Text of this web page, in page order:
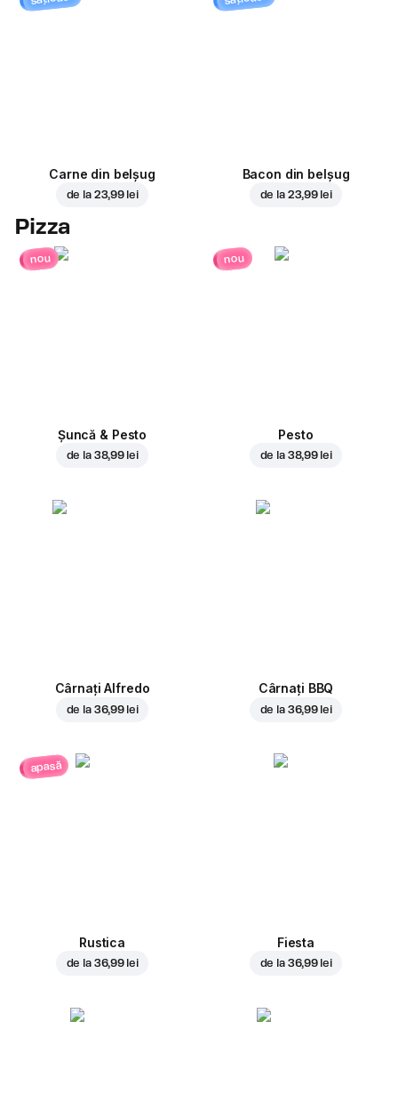
Carne din belșug
de la 23,99 lei
Bacon din belșug
de la 23,99 lei
Pizza
nou
Șuncă & Pesto
de la 38,99 lei
nou
Pesto
de la 38,99 lei
Cârnați Alfredo
de la 36,99 lei
Cârnați BBQ
de la 36,99 lei
apasă
Rustica
de la 36,99 lei
Fiesta
de la 36,99 lei